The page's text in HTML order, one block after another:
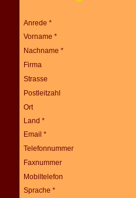
Anrede *
Vorname *
Nachname *
Firma
Strasse
Postleitzahl
Ort
Land *
Email *
Telefonnummer
Faxnummer
Mobiltelefon
Sprache *